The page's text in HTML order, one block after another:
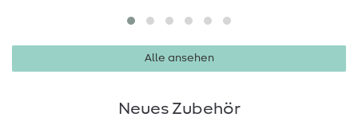
Alle ansehen
Neues Zubehör